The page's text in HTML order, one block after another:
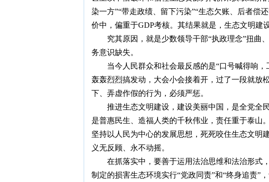
染一方”“带走政绩、留下污染”“生态欠账、后者偿
价中，偏重于GDP考核。其结果就是，生态文明建
究其原因，就是少数领导干部“执政理念”扭曲
务意识缺失。
当今人民群众和社会最反感的是“口号喊得响，
轰轰烈烈搞发动，大会小会接着开，过了一段就放
下、弄虚作假的行为，必须严惩。
推进生态文明建设，建设美丽中国，是全党全
是普惠民生、造福人类的千秋伟业，责任重于泰山
坚持以人民为中心的发展思想，死死咬住生态文明
义无反顾、永不动摇。
在抓落实中，要善于运用法治思维和法治形式
制定的损害生态环境实行“党政同责”和“终身追责”